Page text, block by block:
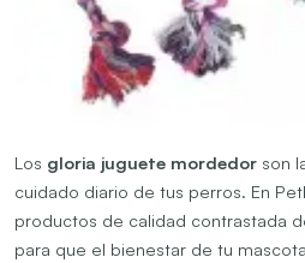
Los gloria juguete mordedor son
cuidado diario de tus perros. En
productos de calidad contrastada
para que el bienestar de tu